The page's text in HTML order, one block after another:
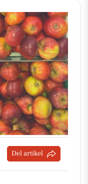
Del artikel